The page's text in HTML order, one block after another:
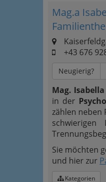
Mag.a
+43 676
Neugierig?
Mag.
in der
zählen neben
schwierigen
Sie möchten
und hier zur
Kategorien